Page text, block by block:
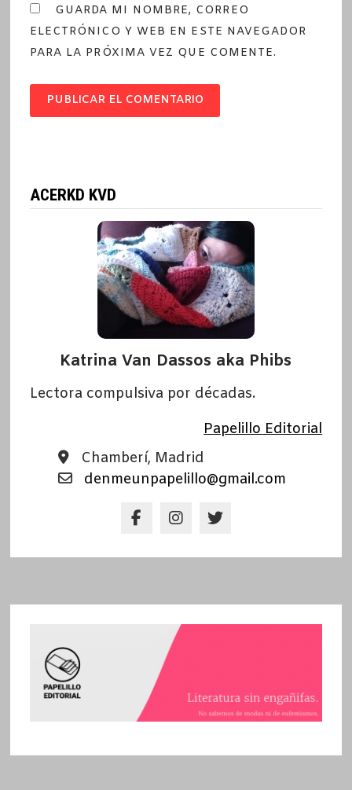
GUARDA MI NOMBRE, CORREO
ELECTRÓNICO Y WEB EN ESTE NAVEGADOR
PARA LA PRÓXIMA VEZ QUE COMENTE.
ACERKD KVD
Katrina Van Dassos aka Phibs
Lectora compulsiva por décadas.
Papelillo Editorial
Chamberí, Madrid
denmeunpapelillo@gmail.com